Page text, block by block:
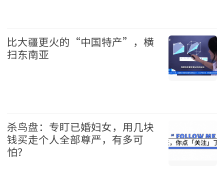
比大疆更火的“中国特产”，横
扫东南亚
杀鸟盘：专盯已婚妇女，用几块
钱买走个人全部尊严，有多可
怕？